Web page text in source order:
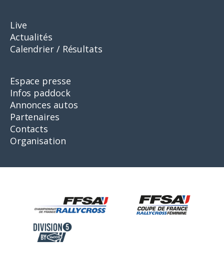
Live
Actualités
Calendrier / Résultats
Espace presse
Infos paddock
Annonces autos
Partenaires
Contacts
Organisation